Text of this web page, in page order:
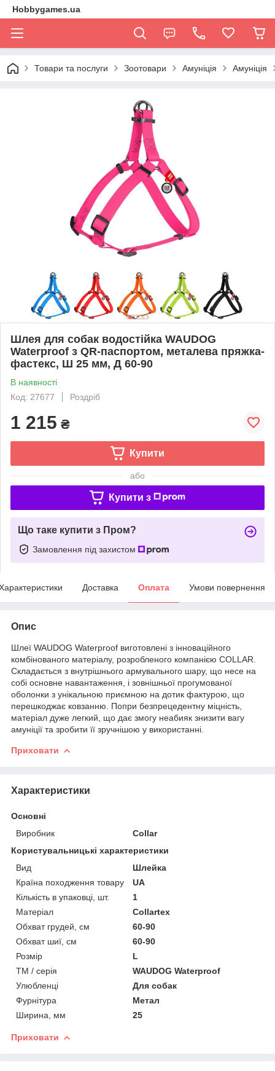
Hobbygames.ua
Товари та послуги Зоотовари Амуніція Амуніція
Шлея для собак водостійка WAUDOG
Waterproof з QR-паспортом, металева пряжка-
фастекс, Ш 25 мм, Д 60-90
В наявності
Код: 27677
Роздріб
1 215 ₴
Купити
або
Купити з
Що таке купити з Пром?
Замовлення під захистом
Доставка Оплата Умови повернення
Опис
Шлеї WAUDOG Waterproof виготовлені з інноваційного
комбінованого матеріалу, розробленого компанією COLLAR.
Складається з внутрішнього армувального шару, що несе на
собі основне навантаження, і зовнішньої прогумованої
оболонки з унікальною приємною на дотик фактурою, що
перешкоджає ковзанню. Попри безпрецедентну міцність,
матеріал дуже легкий, що дає змогу неабияк знизити вагу
амуніції та зробити її зручнішою у використанні.
Приховати
Характеристики
Основні
Виробник
Collar
Користувальницькі характеристики
Вид
Шлейка
Країна походження товару
UA
Кількість в упаковці, шт.
1
Матеріал
Collartex
Обхват грудей, см
60-90
Обхват шиї, см
60-90
Розмір
L
ТМ / серія
WAUDOG Waterproof
Улюбленці
Для собак
Фурнітура
Метал
Ширина, мм
25
Приховати